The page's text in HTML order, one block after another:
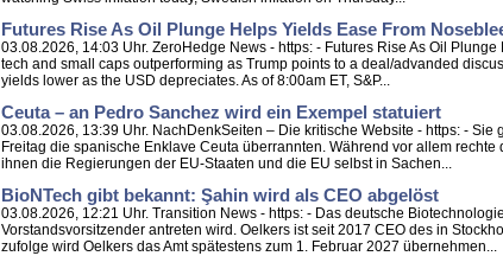
Futures Rise As Oil Plunge Helps Yields Ease From
03.08.2026, 14:03 Uhr. ZeroHedge News - https: - Futures Rise As Oil
tech and small caps outperforming as Trump points to a deal/advanded
yields lower as the USD depreciates. As of 8:00am ET, S&P...
Ceuta – an Pedro Sanchez wird ein Exempel statuiert
03.08.2026, 13:39 Uhr. NachDenkSeiten – Die kritische Website - https: -
Freitag die spanische Enklave Ceuta überrannten. Während vor allem
ihnen die Regierungen der EU-Staaten und die EU selbst in Sachen...
BioNTech gibt bekannt: Şahin wird als CEO abgelöst
03.08.2026, 12:21 Uhr. Transition News - https: - Das deutsche
Vorstandsvorsitzender antreten wird. Oelkers ist seit 2017 CEO des in
zufolge wird Oelkers das Amt spätestens zum 1. Februar 2027 übernehmen...